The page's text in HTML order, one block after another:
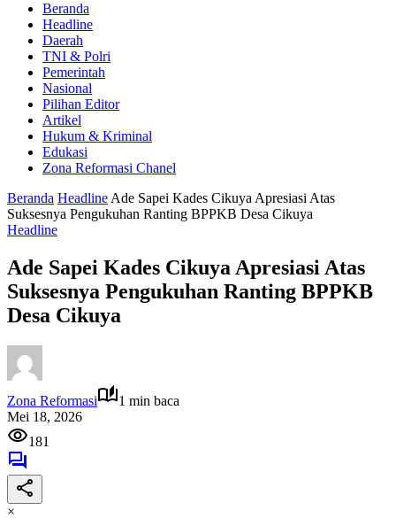
Beranda
Headline
Daerah
TNI & Polri
Pemerintah
Nasional
Pilihan Editor
Artikel
Hukum & Kriminal
Edukasi
Zona Reformasi Chanel
Beranda Headline Ade Sapei Kades Cikuya Apresiasi Atas
Suksesnya Pengukuhan Ranting BPPKB Desa Cikuya
Headline
Ade Sapei Kades Cikuya Apresiasi Atas
Suksesnya Pengukuhan Ranting BPPKB
Desa Cikuya
Zona Reformasi
1 min baca
Mei 18, 2026
181
×